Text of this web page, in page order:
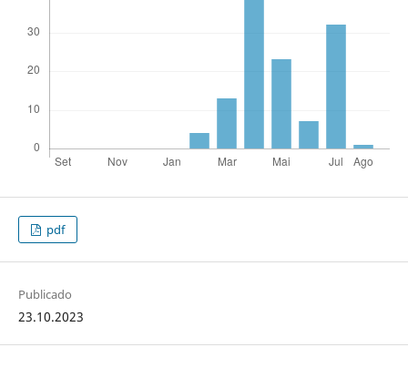
pdf
Publicado
23.10.2023